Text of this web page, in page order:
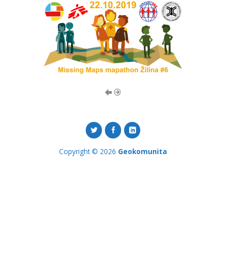
Copyright © 2026 Geokomunita